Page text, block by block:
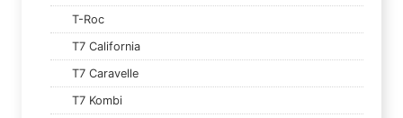
T-Roc
T7 California
T7 Caravelle
T7 Kombi